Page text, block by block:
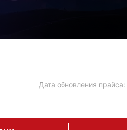
Дата обновления прайса: